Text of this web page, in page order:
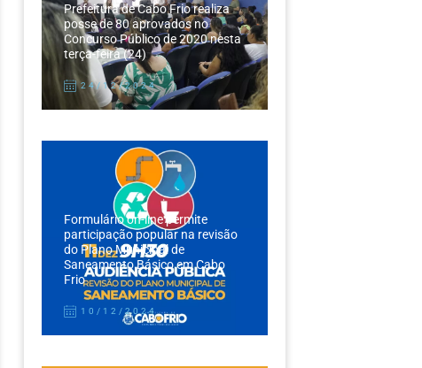
Prefeitura de Cabo Frio realiza
posse de 80 aprovados no
Concurso Público de 2020 nesta
terça-feira (24)
24/12/2024
Formulário on-line permite
participação popular na revisão
do Plano Municipal de
Saneamento Básico em Cabo
Frio
10/12/2024